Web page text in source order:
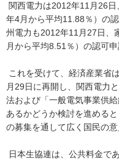
イ
ト
要
メ
ニ
ュ
関西電力は2012年11月26
年4月から平均11.88％）の
州電力も2012年11月27日、
月から平均8.51％）の認可申
これを受けて、経済産業省
月29日に再開し、関西電力
法および「一般電気事業供
あるかどうか検討を進める
の募集を通して広く国民の意
日本生協連は、公共料金で